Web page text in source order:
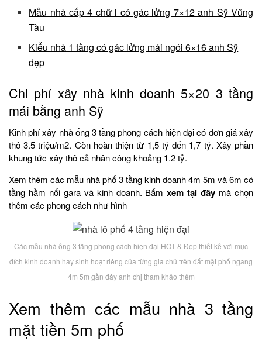
Mẫu nhà cấp 4 chữ l có gác lửng 7×12 anh Sỹ Vũng
Tàu
Kiểu nhà 1 tầng có gác lửng mái ngói 6×16 anh Sỹ
đẹp
Chi phí xây nhà kinh doanh 5×20 3 tầng
mái bằng anh Sỹ
Kinh phí xây nhà ống 3 tầng phong cách hiện đại có đơn giá xây
thô 3.5 triệu/m2. Còn hoàn thiện từ 1,5 tỷ đến 1,7 tỷ. Xây phần
khung tức xây thô cả nhân công khoảng 1.2 tỷ.
Xem thêm các mẫu nhà phố 3 tầng kinh doanh 4m 5m và 6m có
tầng hầm nổi gara và kinh doanh. Bấmxem tại đây mà chọn
thêm các phong cách như hình
Các mẫu nhà ống 3 tầng phong cách hiện đại HOT & Đẹp thiết kế với mục
đích kinh doanh hay sinh hoạt riêng của từng gia chủ trên đất mặt phố ngang
4m 5m gần đây anh chị tham khảo thêm
Xem thêm các mẫu nhà 3 tầng
mặt tiền 5m phố